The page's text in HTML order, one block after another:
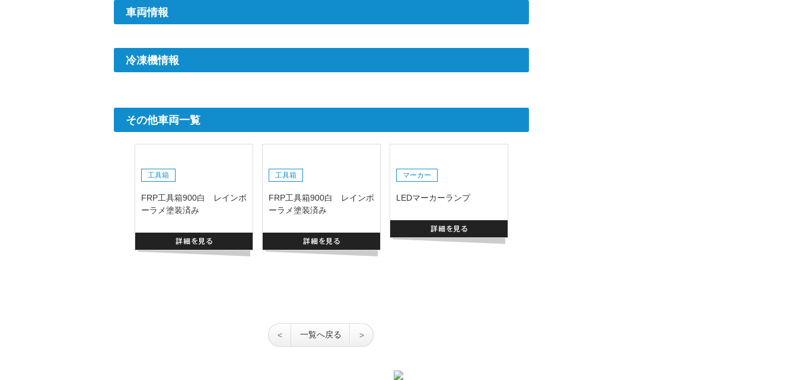
車両情報
冷凍機情報
その他車両一覧
工具箱
FRP工具箱900白 レインボ
ーラメ塗装済み
工具箱
FRP工具箱900白 レインボ
ーラメ塗装済み
マーカー
LEDマーカーランプ
< 一覧へ戻る >